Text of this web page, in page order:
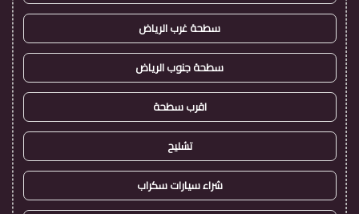
سطحة غرب الرياض
سطحة جنوب الرياض
اقرب سطحة
تشليح
شراء سيارات سكراب